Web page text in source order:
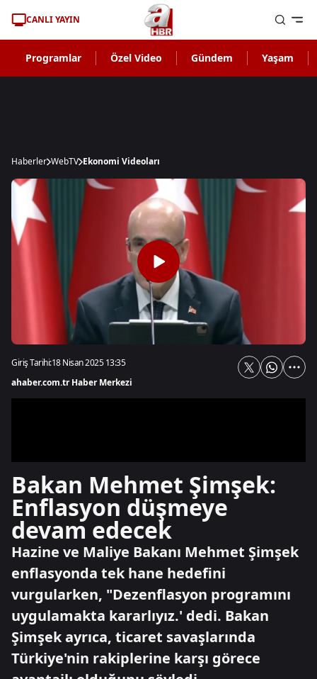
CANLI YAYIN
Programlar Özel Video Gündem Yaşam
Haberler WebTV Ekonomi Videoları
Giriş Tarihi:18 Nisan 2025 13:35
ahaber.com.tr Haber Merkezi
Bakan Mehmet Şimşek:
Enflasyon düşmeye
devam edecek
Hazine ve Maliye Bakanı Mehmet Şimşek
enflasyonda tek hane hedefini
vurgularken, "Dezenflasyon programını
uygulamakta kararlıyız.' dedi. Bakan
Şimşek ayrıca, ticaret savaşlarında
Türkiye'nin rakiplerine karşı görece